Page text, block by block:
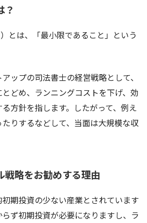
？
とは、「最小限であること」という
ップの司法書士の経営戦略として、
どめ、ランニングコストを下げ、効
方針を指します。したがって、例え
りするなどして、当面は大規模な収
戦略をお勧めする理由
期投資の少ない産業とされています
ず初期投資が必要になりますし、ラ